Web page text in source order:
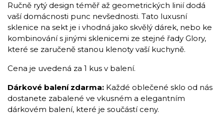
Ručně rytý design téměř až geometrických linií dodá
vaší domácnosti punc nevšednosti. Tato luxusní
sklenice na sekt je i vhodná jako skvělý dárek, nebo ke
kombinování s jinými sklenicemi ze stejné řady Glory,
které se zaručeně stanou klenoty vaší kuchyně.
Cena je uvedená za 1 kus v balení.
Dárkové balení zdarma: Každé oblečené sklo od nás
dostanete zabalené ve vkusném a elegantním
dárkovém balení, které je součástí ceny.